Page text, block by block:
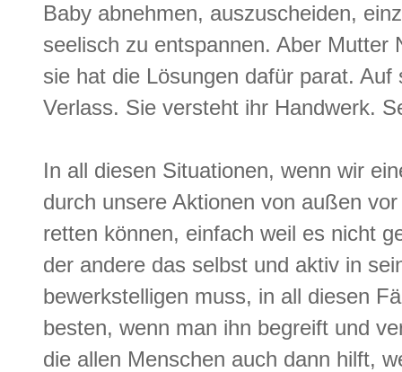
Baby abnehmen, auszuscheiden,
seelisch zu entspannen. Aber Mutter
sie hat die Lösungen dafür parat.
Verlass. Sie versteht ihr Handwerk.
In all diesen Situationen, wenn wir
durch unsere Aktionen von außen
retten können, einfach weil es nicht
der andere das selbst und aktiv in
bewerkstelligen muss, in all diesen
besten, wenn man ihn begreift und
die allen Menschen auch dann hilft,